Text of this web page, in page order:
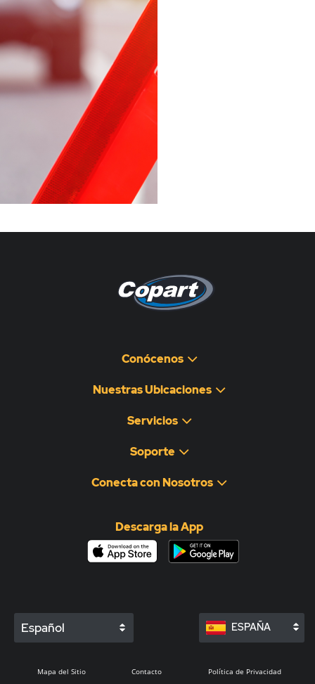
disponível
このページは現在利用できま
せん
Pagina non disponibile
هذه الصفحة غير متوفرة
Conócenos
Nuestras Ubicaciones
Servicios
Soporte
Conecta con Nosotros
Descarga la App
Español ESPAÑA
Mapa del Sitio Contacto Política de Privacidad